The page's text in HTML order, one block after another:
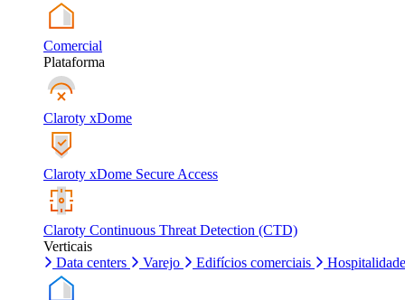
Comercial
Plataforma
Claroty xDome
Claroty xDome Secure Access
Claroty Continuous Threat Detection (CTD)
Verticais
Data centers
Varejo Edifícios comerciais Hospitalidade